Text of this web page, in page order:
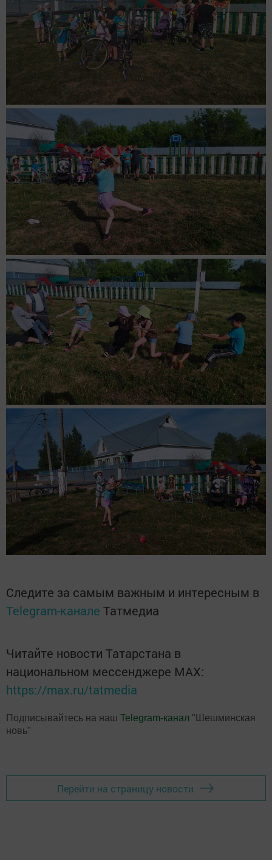
Следите за самым важным и интересным в
Telegram-канале Татмедиа
Читайте новости Татарстана в
национальном мессенджере MАХ:
https://max.ru/tatmedia
Подписывайтесь на наш Telegram-канал "Шешминская
новь"
Перейти на страницу новости